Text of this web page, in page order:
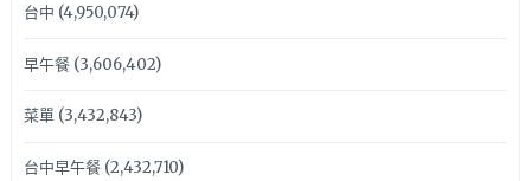
台中 (4,950,074)
早午餐(3,606,402)
菜單(3,432,843)
台中早午餐(2,432,710)